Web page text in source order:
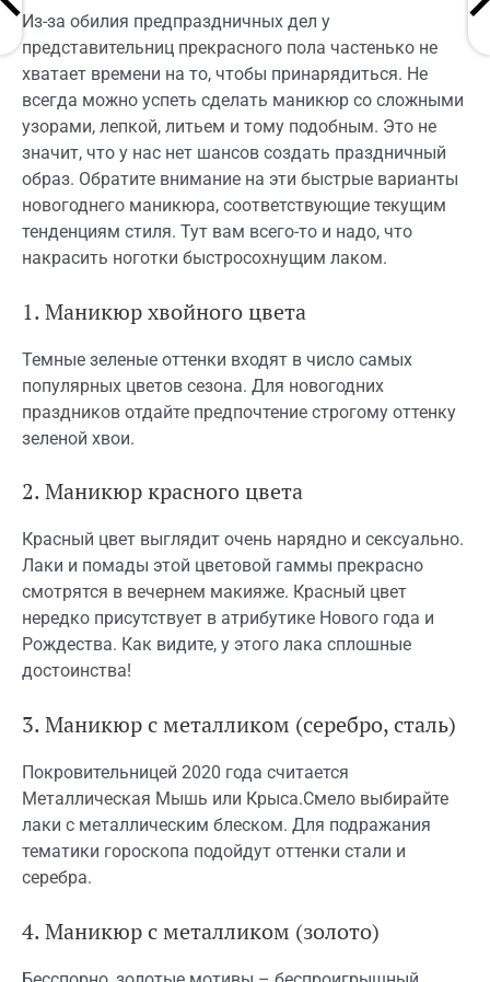
Из-за обилия предпраздничных дел у
представительниц прекрасного пола частенько не
хватает времени на то, чтобы принарядиться. Не
всегда можно успеть сделать маникюр со сложными
узорами, лепкой, литьем и тому подобным. Это не
значит, что у нас нет шансов создать праздничный
образ. Обратите внимание на эти быстрые варианты
новогоднего маникюра, соответствующие текущим
тенденциям стиля. Тут вам всего-то и надо, что
накрасить ноготки быстросохнущим лаком.
1. Маникюр хвойного цвета
Темные зеленые оттенки входят в число самых
популярных цветов сезона. Для новогодних
праздников отдайте предпочтение строгому оттенку
зеленой хвои.
2. Маникюр красного цвета
Красный цвет выглядит очень нарядно и сексуально.
Лаки и помады этой цветовой гаммы прекрасно
смотрятся в вечернем макияже. Красный цвет
нередко присутствует в атрибутике Нового года и
Рождества. Как видите, у этого лака сплошные
достоинства!
3. Маникюр с металликом (серебро, сталь)
Покровительницей 2020 года считается
Металлическая Мышь или Крыса.Смело выбирайте
лаки с металлическим блеском. Для подражания
тематики гороскопа подойдут оттенки стали и
серебра.
4. Маникюр с металликом (золото)